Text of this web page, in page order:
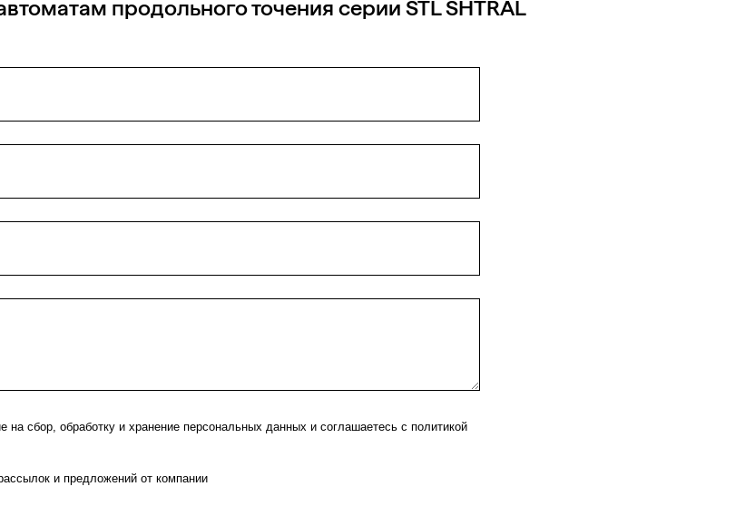
продольного точения серии STL SHTRAL
на сбор, обработку и хранение персональных данных и соглашаетесь с политикой
и предложений от компании